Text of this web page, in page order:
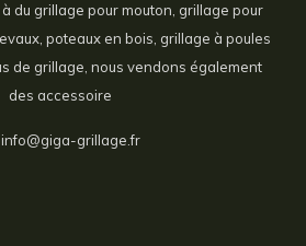
du grillage pour mouton, grillage pour
poteaux en bois, grillage à poules
de grillage, nous vendons également
des accessoire
info@giga-grillage.fr